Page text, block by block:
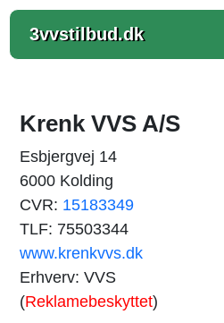
3vvstilbud.dk
Krenk VVS A/S
Esbjergvej 14
6000 Kolding
CVR: 15183349
TLF: 75503344
www.krenkvvs.dk
Erhverv: VVS
(Reklamebeskyttet)